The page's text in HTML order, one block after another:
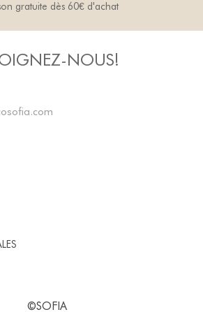
gratuite dès 60€ d'achat
NOUS!
©SOFIA